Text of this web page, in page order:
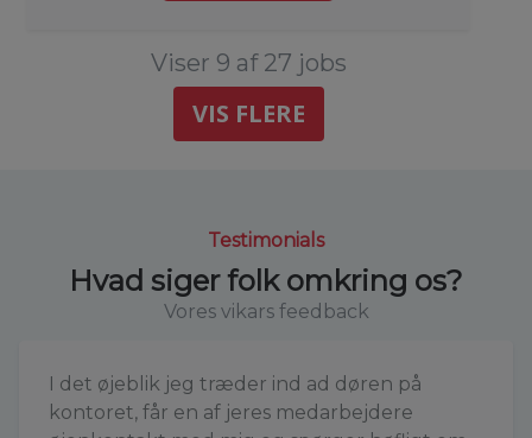
Viser 9 af 27 jobs
VIS FLERE
Testimonials
Hvad siger folk omkring os?
Vores vikars feedback
I det øjeblik jeg træder ind ad døren på
kontoret, får en af jeres medarbejdere